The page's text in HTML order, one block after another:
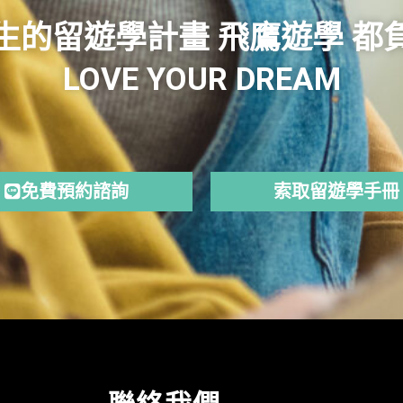
的留遊學計畫 飛鷹遊學 都
LOVE YOUR DREAM
免費預約諮詢 索取留遊學手冊